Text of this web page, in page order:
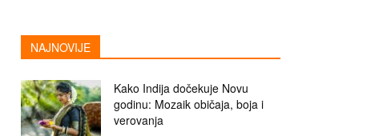
NAJNOVIJE
Kako Indija dočekuje Novu
godinu: Mozaik običaja, boja i
verovanja